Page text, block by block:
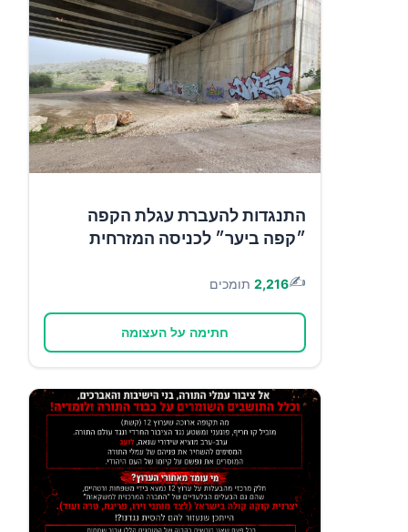
התנגדות להעברת עגלת הקפה
״קפה ביער״ לכניסה המזרחית
✍️
2,216 תומכים
חתימה על העצומה